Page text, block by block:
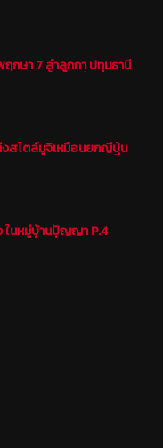
กษา 7 ลำลูกกา ปทุมธานี
สะดวกทั้งทางลำลูกกา
ก ใกล้วัดดอนใหญ่
งสไตล์มูจิเหมือนยกญี่ปุ่น
#หมู่บ้านแกรนด์ พลีโน่
ในหมู่บ้านปัญญา P.4
ย สี่เหลี่ยมผืนผ้า เหมาะ
ายาว กรุงเทพ โฉนดพร้อม